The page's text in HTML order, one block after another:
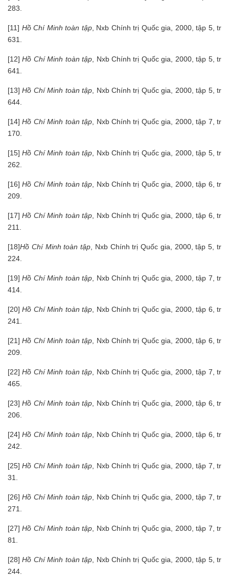
283.
[11] Hồ Chí Minh toàn tập, Nxb Chính trị Quốc gia, 2000, tập 5, tr
631.
[12]Hồ Chí Minh toàn tập, Nxb Chính trị Quốc gia, 2000, tập 5, tr
641.
[13]Hồ Chí Minh toàn tập, Nxb Chính trị Quốc gia, 2000, tập 5, tr
644.
[14]Hồ Chí Minh toàn tập, Nxb Chính trị Quốc gia, 2000, tập 7, tr
170.
[15]Hồ Chí Minh toàn tập, Nxb Chính trị Quốc gia, 2000, tập 5, tr
262.
[16]Hồ Chí Minh toàn tập, Nxb Chính trị Quốc gia, 2000, tập 6, tr
209.
[17]Hồ Chí Minh toàn tập, Nxb Chính trị Quốc gia, 2000, tập 6, tr
211.
[18]Hồ Chí Minh toàn tập, Nxb Chính trị Quốc gia, 2000, tập 5, tr
224.
[19]Hồ Chí Minh toàn tập, Nxb Chính trị Quốc gia, 2000, tập 7, tr
414.
[20]Hồ Chí Minh toàn tập, Nxb Chính trị Quốc gia, 2000, tập 6, tr
241.
[21]Hồ Chí Minh toàn tập, Nxb Chính trị Quốc gia, 2000, tập 6, tr
209.
[22]Hồ Chí Minh toàn tập, Nxb Chính trị Quốc gia, 2000, tập 7, tr
465.
[23]Hồ Chí Minh toàn tập, Nxb Chính trị Quốc gia, 2000, tập 6, tr
206.
[24]Hồ Chí Minh toàn tập, Nxb Chính trị Quốc gia, 2000, tập 6, tr
242.
[25]Hồ Chí Minh toàn tập, Nxb Chính trị Quốc gia, 2000, tập 7, tr
31.
[26]Hồ Chí Minh toàn tập, Nxb Chính trị Quốc gia, 2000, tập 7, tr
271.
[27]Hồ Chí Minh toàn tập, Nxb Chính trị Quốc gia, 2000, tập 7, tr
81.
[28]Hồ Chí Minh toàn tập, Nxb Chính trị Quốc gia, 2000, tập 5, tr
244.